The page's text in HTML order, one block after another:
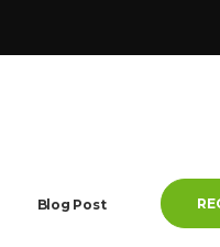
Blog Post